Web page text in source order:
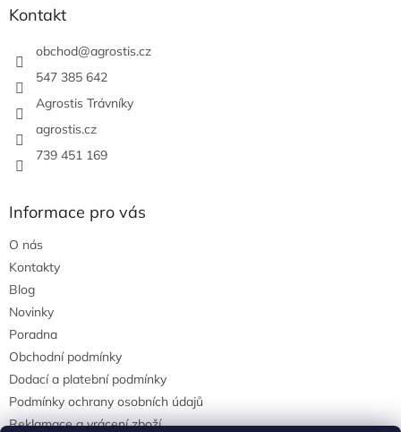
Kontakt
obchod@agrostis.cz
547 385 642
Agrostis Trávníky
agrostis.cz
739 451 169
Informace pro vás
O nás
Kontakty
Blog
Novinky
Poradna
Obchodní podmínky
Dodací a platební podmínky
Podmínky ochrany osobních údajů
Reklamace a vrácení zboží